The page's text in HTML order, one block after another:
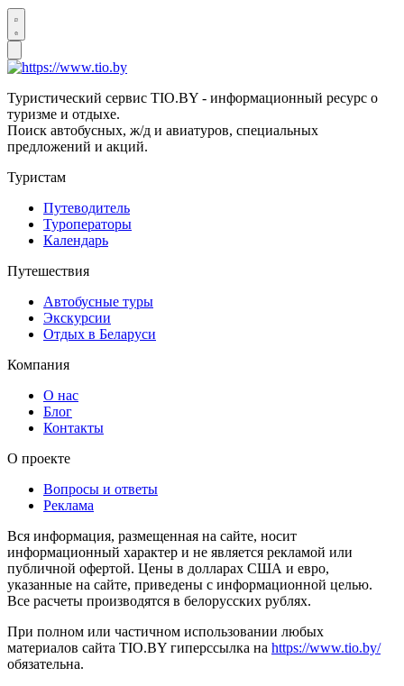
Туристический сервис TIO.BY - информационный ресурс о
туризме и отдыхе.
Поиск автобусных, ж/д и авиатуров, специальных
предложений и акций.
Туристам
Путеводитель
Туроператоры
Календарь
Путешествия
Автобусные туры
Экскурсии
Отдых в Беларуси
Компания
О нас
Блог
Контакты
О проекте
Вопросы и ответы
Реклама
Вся информация, размещенная на сайте, носит
информационный характер и не является рекламой или
публичной офертой. Цены в долларах США и евро,
указанные на сайте, приведены с информационной целью.
Все расчеты производятся в белорусских рублях.
При полном или частичном использовании любых
материалов сайта TIO.BY гиперссылка на https://www.tio.by/
обязательна.